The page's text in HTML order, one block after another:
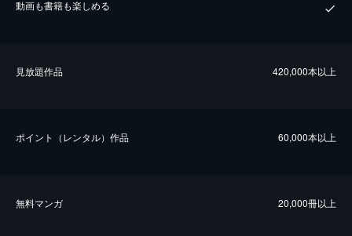
動画も書籍も楽しめる
⾒放題作品 420,000本以上
ポイント（レンタル）作品 60,000本以上
無料マンガ 20,000冊以上